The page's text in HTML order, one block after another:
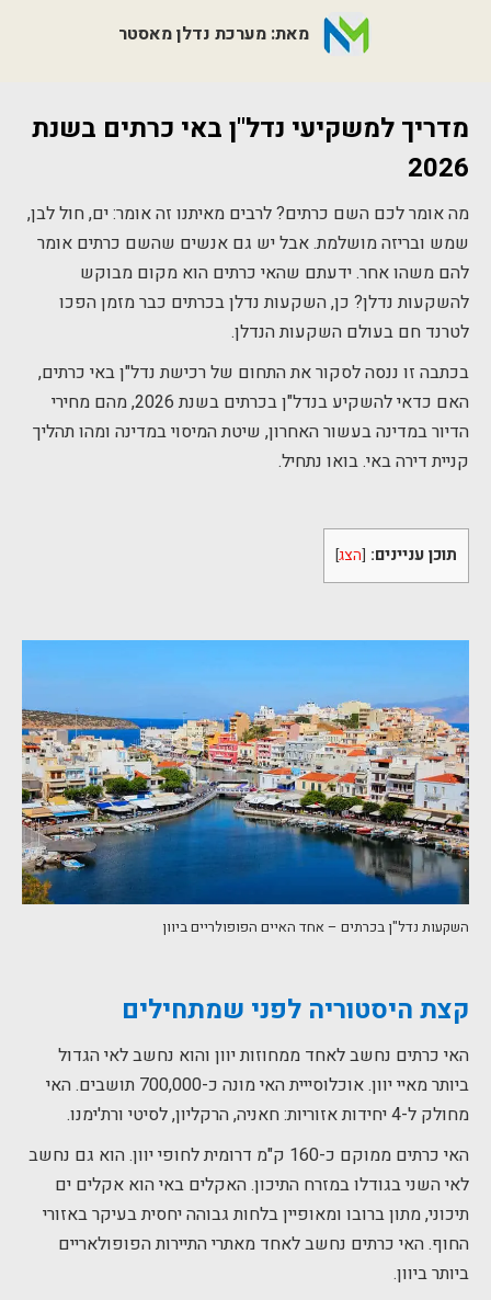
מאת: מערכת נדלן מאסטר
מדריך למשקיעי נדל"ן באי כרתים בשנת
2026
מה אומר לכם השם כרתים? לרבים מאיתנו זה אומר: ים, חול לבן,
שמש ובריזה מושלמת. אבל יש גם אנשים שהשם כרתים אומר
להם משהו אחר. ידעתם שהאי כרתים הוא מקום מבוקש
להשקעות נדלן? כן, השקעות נדלן בכרתים כבר מזמן הפכו
לטרנד חם בעולם השקעות הנדלן.
בכתבה זו ננסה לסקור את התחום של רכישת נדל"ן באי כרתים,
האם כדאי להשקיע בנדל"ן בכרתים בשנת 2026, מהם מחירי
הדיור במדינה בעשור האחרון, שיטת המיסוי במדינה ומהו תהליך
קניית דירה באי.בואו נתחיל.
תוכן עניינים: [הצג]
השקעות נדל"ן בכרתים – אחד האיים הפופולריים ביוון
קצת היסטוריה לפני שמתחילים
האי כרתים נחשב לאחד ממחוזות יוון והוא נחשב לאי הגדול
ביותר מאיי יוון. אוכלוסייית האי מונה כ-700,000 תושבים. האי
מחולק ל-4 יחידות אזוריות: חאניה, הרקליון, לסיטי ורת'ימנו.
האי כרתים ממוקם כ-160 ק"מ דרומית לחופי יוון. הוא גם נחשב
לאי השני בגודלו במזרח התיכון. האקלים באי הוא אקלים ים
תיכוני, מתון ברובו ומאופיין בלחות גבוהה יחסית בעיקר באזורי
החוף. האי כרתים נחשב לאחד מאתרי התיירות הפופולאריים
ביותר ביוון.